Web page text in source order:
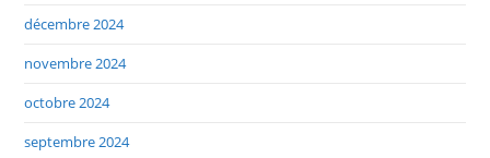
décembre 2024
novembre 2024
octobre 2024
septembre 2024